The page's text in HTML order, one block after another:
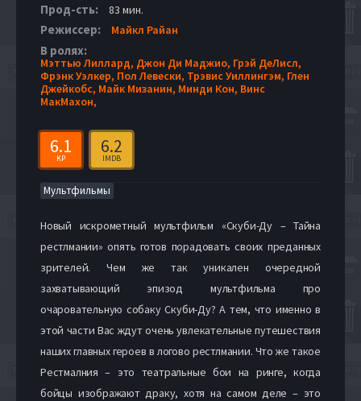
Прод-сть: 83 мин.
Режиссер: Майкл Райан
В ролях:
Мэттью Лиллард, Джон Ди Маджио, Грэй ДеЛисл,
Фрэнк Уэлкер, Пол Левески, Трэвис Уиллингэм, Глен
Джейкобс, Майк Мизанин, Минди Кон, Винс
МакМахон,
6.1
KP
6.2
IMDB
Мультфильмы
Новый искрометный мультфильм «Скуби-Ду – Тайна
рестлмании» опять готов порадовать своих преданных
зрителей. Чем же так уникален очередной
захватывающий эпизод мультфильма про
очаровательную собаку Скуби-Ду? А тем, что именно в
этой части Вас ждут очень увлекательные путешествия
наших главных героев в логово рестлмании. Что же такое
Рестмалния – это театральные бои на ринге, когда
бойцы изображают драку, хотя на самом деле – это